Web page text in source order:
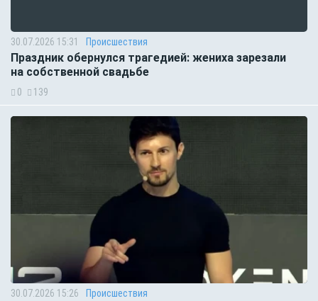
30.07.2026 15:31 Происшествия
Праздник обернулся трагедией: жениха зарезали
на собственной свадьбе
0 139
30.07.2026 15:26 Происшествия